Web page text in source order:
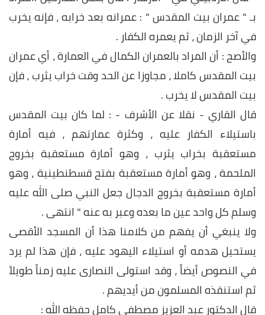
بـ " عمران بيت المقدس " : عمرانه بعد خرابه ، فإنه يخرب
في آخر الزمان ، ثم يعمره الكفار .
والأصح : أن المراد بالعمران الكمال في العمارة ، أي عمران
بيت المقدس كاملا ، مجاوزا عن الحد وقت خراب يثرب ، فإن
بيت المقدس لا يخرب .
قال القاري - نقلا عن الأشرف - : لما كان بيت المقدس
باستيلاء الكفار عليه ، وكثرة عمارتهم ، فيه أمارة
مستعقبة بخراب يثرب ، وهو أمارة مستعقبة بخروج
الملحمة ، وهو أمارة مستعقبة بفتح قسطنطينية ، وهو
أمارة مستعقبة بخروج الدجال جعل النبي صلى الله عليه
وسلم كل واحد عين ما بعده وعبر به عنه " انتهى .
ولا ينبغي أن يفهم من كلامنا هذا أن المسجد الأقصى
يستحيل هدمه أو استيلاء اليهود عليه ، فإن هذا لم يرد
في النصوص أيضاً ، وقد استولى النصارى عليه زمناً طويلاً
ثم استنقذه المسلمون من أيديهم .
قال الدكتور عبد العزيز مصطفى كامل حفظه الله :